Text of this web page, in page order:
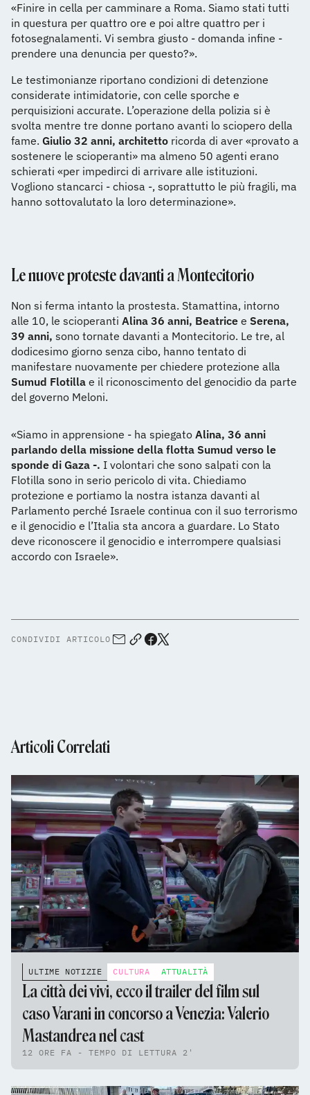
«Finire in cella per camminare a Roma. Siamo stati tutti
in questura per quattro ore e poi altre quattro per i
fotosegnalamenti. Vi sembra giusto - domanda infine -
prendere una denuncia per questo?».
Le testimonianze riportano condizioni di detenzione
considerate intimidatorie, con celle sporche e
perquisizioni accurate. L’operazione della polizia si è
svolta mentre tre donne portano avanti lo sciopero della
fame. Giulio 32 anni, architetto ricorda di aver «provato a
sostenere le scioperanti» ma almeno 50 agenti erano
schierati «per impedirci di arrivare alle istituzioni.
Vogliono stancarci - chiosa -, soprattutto le più fragili, ma
hanno sottovalutato la loro determinazione».
Le nuove proteste davanti a Montecitorio
Non si ferma intanto la prostesta. Stamattina, intorno
alle 10, le scioperanti Alina 36 anni, Beatrice e Serena,
39 anni, sono tornate davanti a Montecitorio. Le tre, al
dodicesimo giorno senza cibo, hanno tentato di
manifestare nuovamente per chiedere protezione alla
Sumud Flotilla e il riconoscimento del genocidio da parte
del governo Meloni.
«Siamo in apprensione - ha spiegato Alina, 36 anni
parlando della missione della flotta Sumud verso le
sponde di Gaza -. I volontari che sono salpati con la
Flotilla sono in serio pericolo di vita. Chiediamo
protezione e portiamo la nostra istanza davanti al
Parlamento perché Israele continua con il suo terrorismo
e il genocidio e l’Italia sta ancora a guardare. Lo Stato
deve riconoscere il genocidio e interrompere qualsiasi
accordo con Israele».
CONDIVIDI ARTICOLO
Articoli Correlati
ULTIME NOTIZIE CULTURA ATTUALITÀ
La città dei vivi, ecco il trailer del film sul
caso Varani in concorso a Venezia: Valerio
Mastandrea nel cast
12 ORE FA - TEMPO DI LETTURA 2'